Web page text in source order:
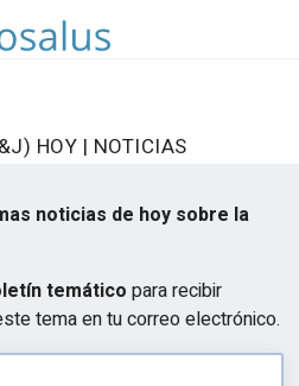
HOY | NOTICIAS
noticias de hoy sobre la
temático para recibir
tema en tu correo electrónico.